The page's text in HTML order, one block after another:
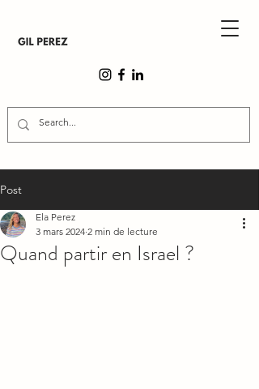
Post
Quand partir en Israel ?
Ela Perez
3 mars 2024 2 min de lecture